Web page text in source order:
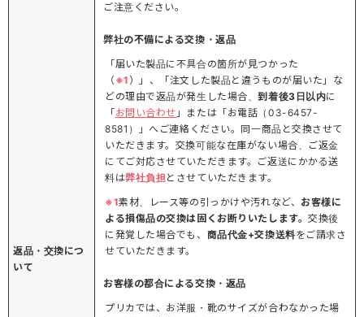
返品・交換につ
いて
ご注意ください。
弊社の不備による交換・返品
「届いた製品に不具合の箇所が見つかった
（ ※1 ）」、「注文した製品と違うものが届いた」な
どの理由で返品が発生した場合、到着後3日以内に
「お問い合わせ 」または「お電話（03-6457-
8581）」へご連絡ください。同一商品と交換させて
いただきます。交換可能な在庫がない場合、ご返金
にてご対応させていただきます。ご返送にかかる送
料は弊社負担とさせていただきます。
※1素材、レース等の引っかけや汚れなど、 お客様に
よる損傷品の交換は固くお断りいたします。交換後
に発覚した場合でも、 商品代金+交換送料をご請求さ
せていただきます。
お客様の都合による交換・返品
プリカでは、お洋服・靴のサイズが合わなかった場